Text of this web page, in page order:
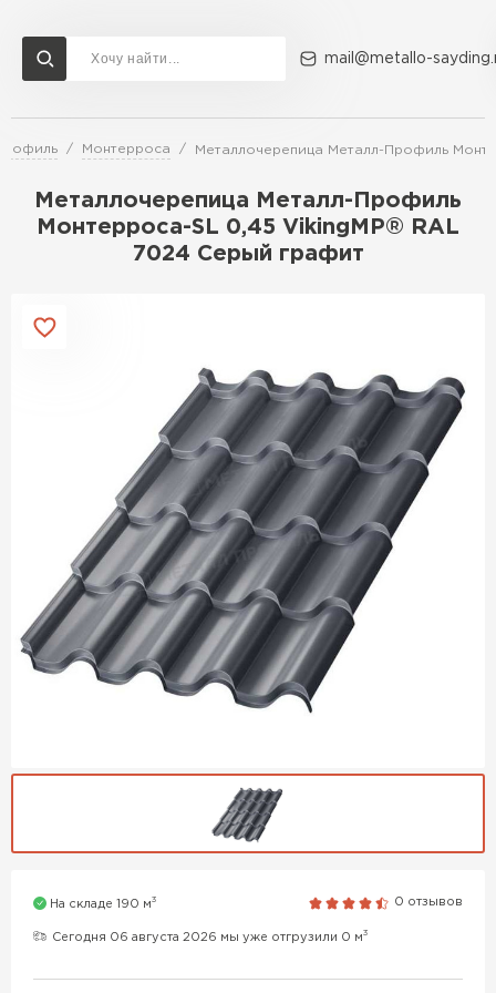
mail@metallo-
Монтерроса Металлочерепица Металл-Профиль
Металлочерепица Металл-Профиль
Монтерроса-SL 0,45 VikingMP® RAL
7024 Серый графит
На складе 190 м3 0 отзывов
Сегодня 06 августа 2026 мы уже отгрузили 0 м3
Доставка и оплата Акции О компании Контакты
Перейти в каталог